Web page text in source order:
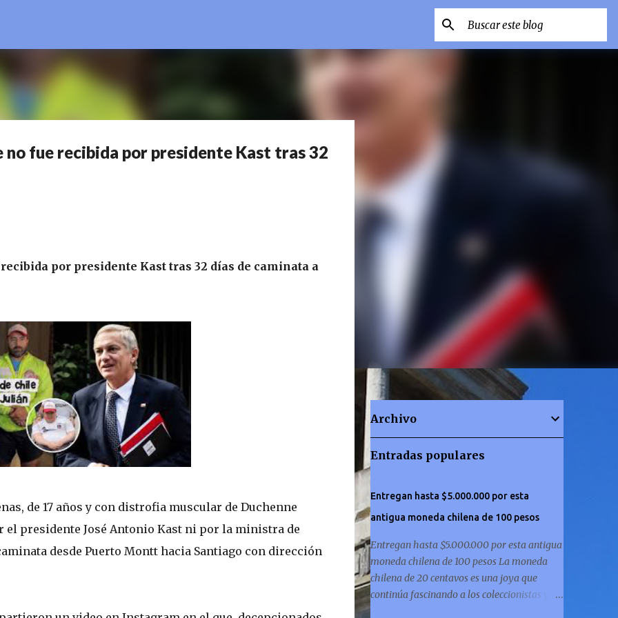
no fue recibida por presidente Kast tras 32
por presidente Kast tras 32 días de caminata a
de 17 años y con distrofia muscular de Duchenne
el presidente José Antonio Kast ni por la ministra de
desde Puerto Montt hacia Santiago con dirección
Archivo
Entradas populares
Entregan hasta $5.000.000 por esta
antigua moneda chilena de 100 pesos
Entregan hasta $5.000.000 por esta antigua
moneda chilena de 100 pesos La moneda
chilena de 20 centavos es una joya que
continúa fascinando a los coleccionistas y a
los amantes de la historia por igual. ¿Has